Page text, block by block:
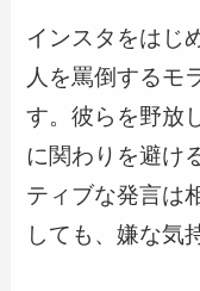
インスタをはじ
人を罵倒するモ
す。彼らを野放
に関わりを避け
ティブな発言は
しても、嫌な気